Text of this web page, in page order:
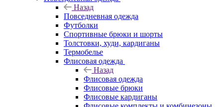
Назад
Повседневная одежда
Футболки
Спортивные брюки и шорты
Толстовки, худи, кардиганы
Термобелье
Флисовая одежда
Назад
Флисовая одежда
Флисовые брюки
Флисовые кардиганы